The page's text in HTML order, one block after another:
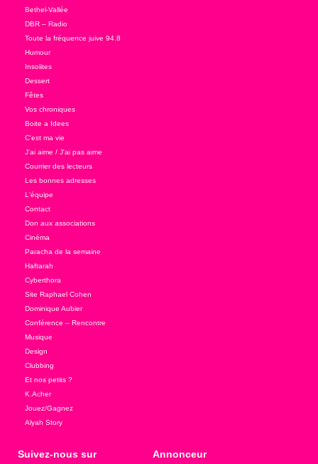
Bethel-Vallée
DBR – Radio
Toute la fréquence juive 94.8
Humour
Insolites
Dessert
Fêtes
Vos chroniques
Boite a Idees
C'est ma vie
J'ai aime / J'ai pas aime
Courrier des lecteurs
Les bonnes adresses
L'équipe
Contact
Don aux associations
Cinéma
Paracha de la semaine
Haftarah
Cyberthora
Site Raphael Cohen
Dominique Aubier
Conférence – Rencontre
Musique
Design
Clubbing
Et nos petits ?
K.Acher
Jouez/Gagnez
Alyah Story
Suivez-nous sur Annonceur